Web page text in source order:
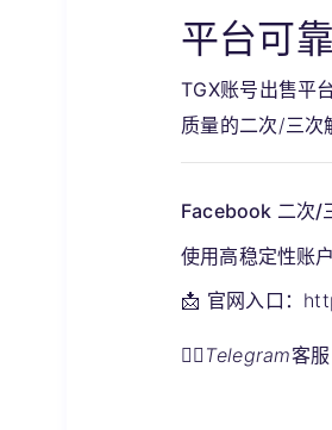
平台可
TGX账号出售平
质量的二次/三次
Facebook 二次/
使用高稳定性账
📩 官网入口：
💁‍♀️ Telegram客服